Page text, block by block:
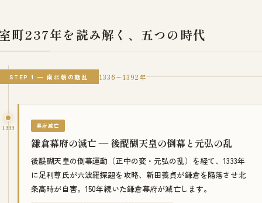
町237年を読み解く、五つの時代
STEP 1 — 南北朝の動乱 1336〜1392年
1333 幕府滅亡
鎌倉幕府の滅亡 — 後醍醐天皇の倒幕と元弘の乱
後醍醐天皇の倒幕運動（正中の変・元弘の乱）を経て、1333年
に足利尊氏が六波羅探題を攻略、新田義貞が鎌倉を陥落させ北
条高時が自害。150年続いた鎌倉幕府が滅亡します。